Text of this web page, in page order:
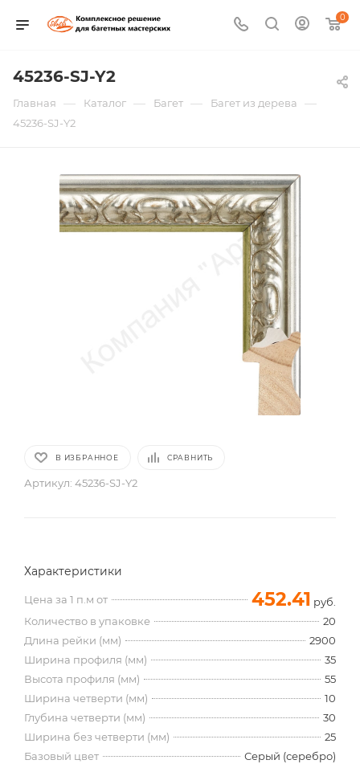
0
45236-SJ-Y2
Главная — Каталог — Багет — Багет из дерева —
45236-SJ-Y2
В ИЗБРАННОЕ СРАВНИТЬ
Артикул: 45236-SJ-Y2
Характеристики
Цена за 1 п.м от 452.41 руб.
Количество в упаковке
20
Длина рейки (мм)
2900
Ширина профиля (мм)
35
Высота профиля (мм)
55
Ширина четверти (мм)
10
Глубина четверти (мм)
30
Ширина без четверти (мм)
25
Базовый цвет
Серый (серебро)